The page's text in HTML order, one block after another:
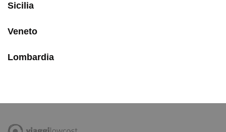
Sicilia
Veneto
Lombardia